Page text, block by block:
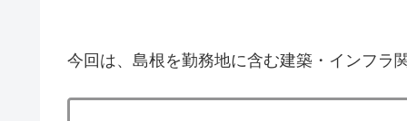
今回は、島根を勤務地に含む建築・インフラ